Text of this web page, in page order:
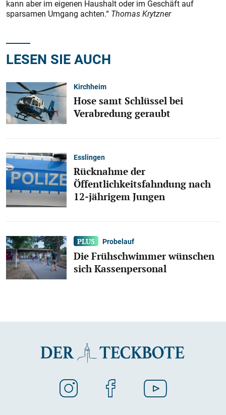
kann aber im eigenen Haushalt oder im Geschäft auf
sparsamen Umgang achten.“ Thomas Krytzner
LESEN SIE AUCH
Kirchheim
Hose samt Schlüssel bei
Verabredung geraubt
Esslingen
Rücknahme der
Öffentlichkeitsfahndung nach
12-jährigem Jungen
Probelauf
Die Frühschwimmer wünschen
sich Kassenpersonal